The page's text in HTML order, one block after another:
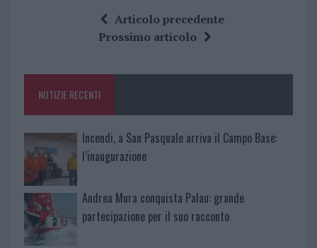
o
k
te
re
at
s
p
a
re
Articolo precedente
Prossimo articolo
NOTIZIE RECENTI
Incendi, a San Pasquale arriva il Campo Base:
l’inaugurazione
Andrea Mura conquista Palau: grande
partecipazione per il suo racconto